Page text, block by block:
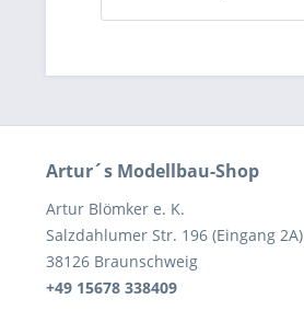
Artur´s Modellbau-Shop
Artur Blömker e. K.
Salzdahlumer Str. 196 (Eingang 2A)
38126 Braunschweig
+49 15678 338409